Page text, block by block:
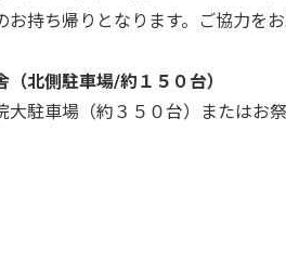
りとなります。ご協力をお願
北側駐車場/約１５０台）
駐車場（約３５０台）またはお